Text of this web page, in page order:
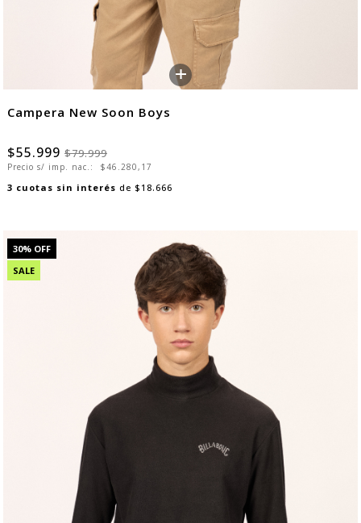
+
Campera New Soon Boys
$55.999 $79.999
Precio s/ imp. nac.: $46.280,17
3 cuotas sin interés de $18.666
30% OFF
SALE